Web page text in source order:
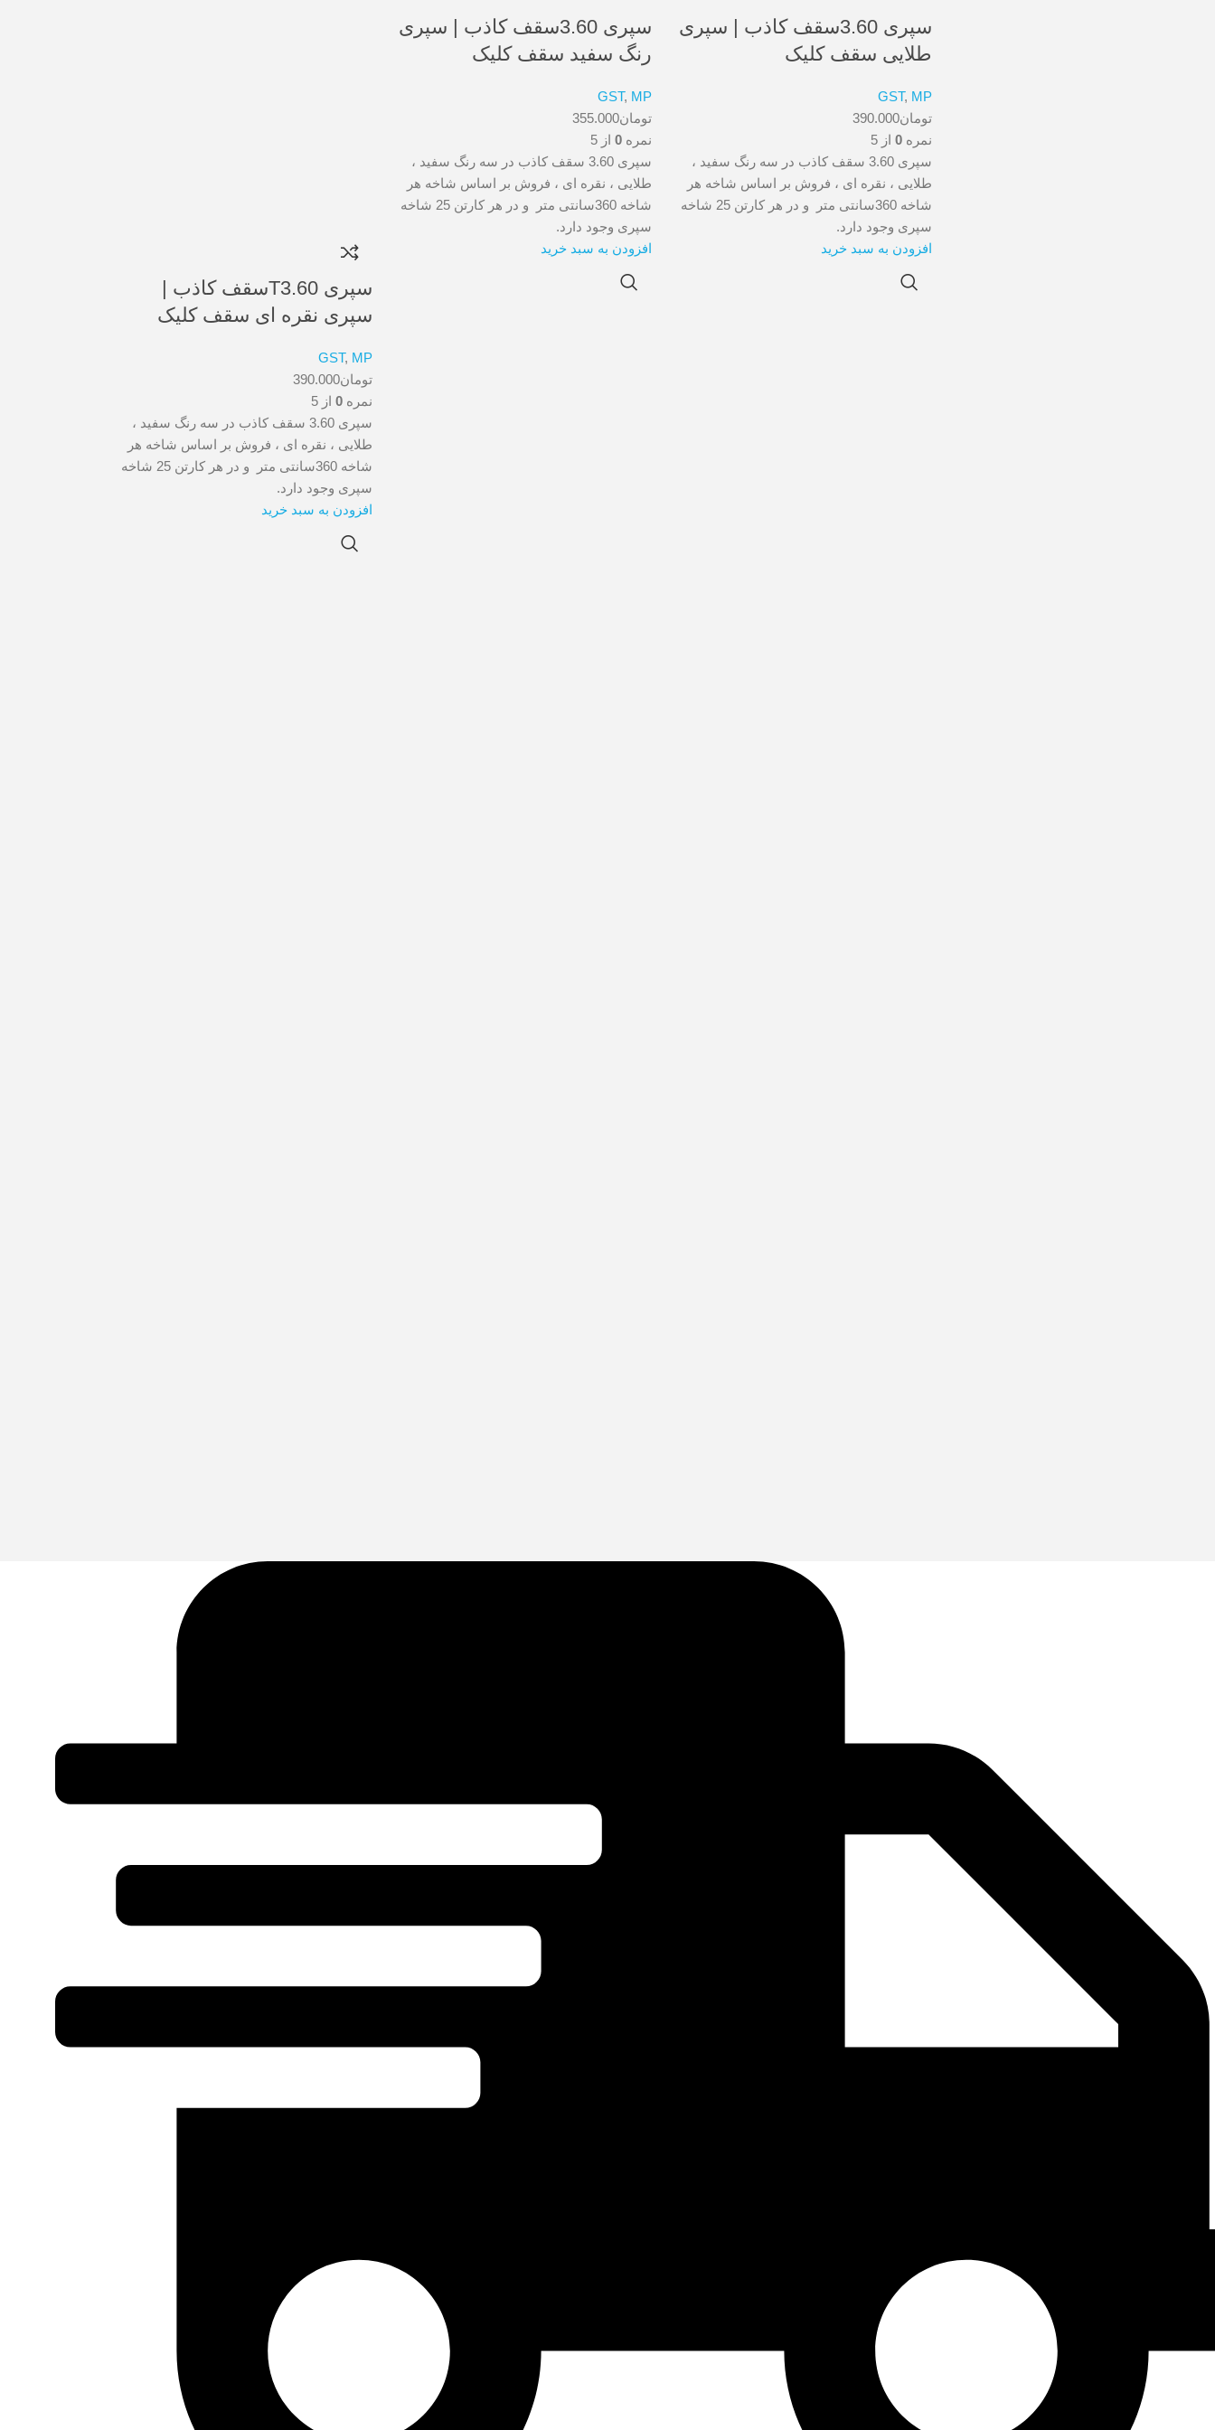
سپری 3.60سقف کاذب | سپری
طلایی سقف کلیک
GST, MP
تومان390.000
نمره 0از 5
سپری 3.60 سقف کاذب در سه رنگ سفید ،
طلایی ، نقره ای ، فروش بر اساس شاخه هر
شاخه 360سانتی متر و در هر کارتن 25 شاخه
سپری وجود دارد.
افزودن به سبد خرید
سپری 3.60سقف کاذب | سپری
رنگ سفید سقف کلیک
GST, MP
تومان355.000
نمره 0از 5
سپری 3.60 سقف کاذب در سه رنگ سفید ،
طلایی ، نقره ای ، فروش بر اساس شاخه هر
شاخه 360سانتی متر و در هر کارتن 25 شاخه
سپری وجود دارد.
افزودن به سبد خرید
سپری T3.60سقف کاذب |
سپری نقره ای سقف کلیک
GST, MP
تومان390.000
نمره0 از 5
سپری 3.60 سقف کاذب در سه رنگ سفید ،
طلایی ، نقره ای ، فروش بر اساس شاخه هر
شاخه 360سانتی متر و در هر کارتن 25 شاخه
سپری وجود دارد.
افزودن به سبد خرید